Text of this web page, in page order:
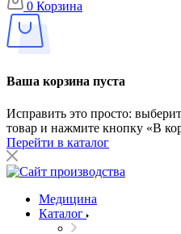
0 Корзина
Ваша корзина пуста
Исправить это просто:
товар и нажмите кнопку «В
Перейти в каталог
Медицина
Каталог